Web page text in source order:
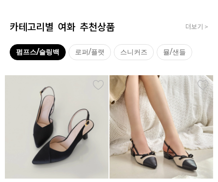
카테고리별 여화 추천상품 더보기 >
펌프스/슬링백 로퍼/플랫 스니커즈 뮬/샌들